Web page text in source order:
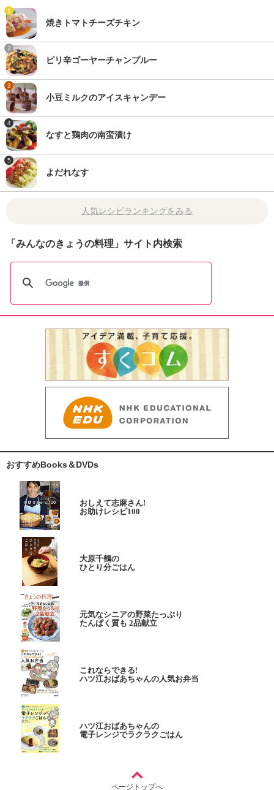
1
焼きトマトチーズチキン
2
ピリ辛ゴーヤーチャンプルー
3
小豆ミルクのアイスキャンデー
4
なすと鶏肉の南蛮漬け
5
よだれなす
人気レシピランキングをみる
「みんなのきょうの料理」サイト内検索
おすすめBooks＆DVDs
おしえて志麻さん!
お助けレシピ100
大原千鶴の
ひとり分ごはん
元気なシニアの野菜たっぷり
たんぱく質も 2品献立
これならできる!
ハツ江おばあちゃんの人気お弁当
ハツ江おばあちゃんの
電子レンジでラクラクごはん
ページトップへ